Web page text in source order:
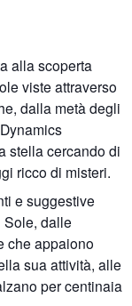
alla scoperta
viste attraverso
dalla metà degli
stella cercando di
ricco di misteri.
e suggestive
Sole, dalle
che appaiono
sua attività, alle
per centinaia